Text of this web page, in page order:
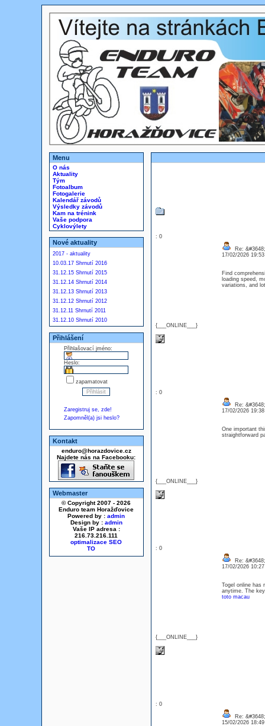
Menu
O nás
Aktuality
Tým
Fotoalbum
Fotogalerie
Kalendář závodů
Výsledky závodů
Kam na trénink
Vaše podpora
Cyklovýlety
Nové aktuality
2017 - aktuality
10.03.17 Shrnutí 2016
31.12.15 Shrnutí 2015
31.12.14 Shrnutí 2014
31.12.13 Shrnutí 2013
31.12.12 Shrnutí 2012
31.12.11 Shrnutí 2011
31.12.10 Shrnutí 2010
Přihlášení
Přihlašovací jméno:
Heslo:
zapamatovat
Zaregistruj se, zde!
Zapomněl(a) jsi heslo?
Kontakt
enduro@horazdovice.cz
Najdete nás na Facebooku:
Webmaster
© Copyright 2007 - 2026
Enduro team Horažďovice
Powered by : admin
Design by : admin
Vaše IP adresa :
216.73.216.111
optimalizace SEO
: 0
{___ONLINE___}
Re:
17/02/2026
Find
loading speed,
variations, and
: 0
{___ONLINE___}
Re:
17/02/2026
One important
straightforward
: 0
{___ONLINE___}
Re:
17/02/2026
Togel online has
anytime. The
toto macau
: 0
Re:
15/02/2026